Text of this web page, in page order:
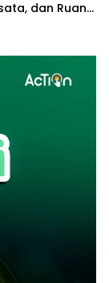
dan Ruang